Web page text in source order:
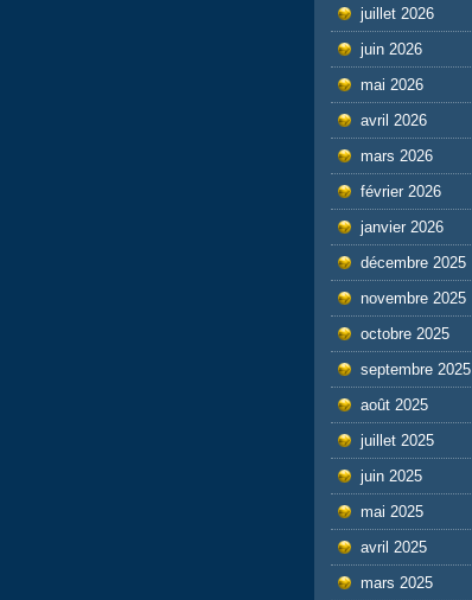
juillet 2026
juin 2026
mai 2026
avril 2026
mars 2026
février 2026
janvier 2026
décembre 2025
novembre 2025
octobre 2025
septembre 2025
août 2025
juillet 2025
juin 2025
mai 2025
avril 2025
mars 2025